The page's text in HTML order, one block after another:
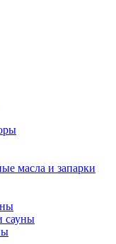
масла и запарки
сауны